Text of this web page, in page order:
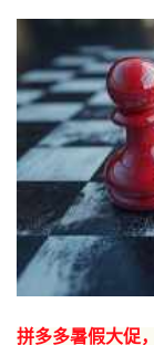
拼多多暑假大促